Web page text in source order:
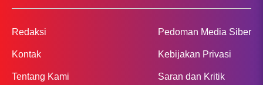
Redaksi
Kontak
Tentang Kami
Pedoman Media Siber
Kebijakan Privasi
Saran dan Kritik